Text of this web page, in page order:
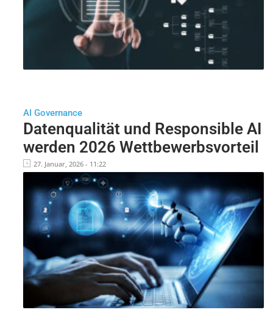
AI Governance
Datenqualität und Responsible AI
werden 2026 Wettbewerbsvorteil
27. Januar, 2026 - 11:22